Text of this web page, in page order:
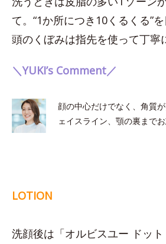
て。“1か所につき10くるくる”
頭のくぼみは指先を使って丁寧
＼YUKI’s Comment／
顔の中心だけでなく、角質
ェイスライン、顎の裏までお
LOTION
洗顔後は「オルビスユー ドッ